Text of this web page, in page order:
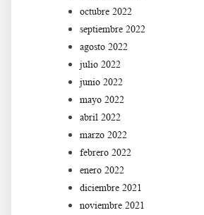
octubre 2022
septiembre 2022
agosto 2022
julio 2022
junio 2022
mayo 2022
abril 2022
marzo 2022
febrero 2022
enero 2022
diciembre 2021
noviembre 2021